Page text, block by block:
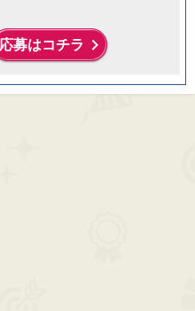
応募はコチラ keyboard_arrow_right